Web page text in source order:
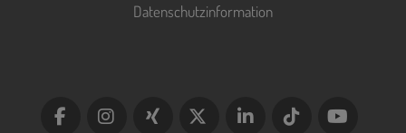
Datenschutzinformation